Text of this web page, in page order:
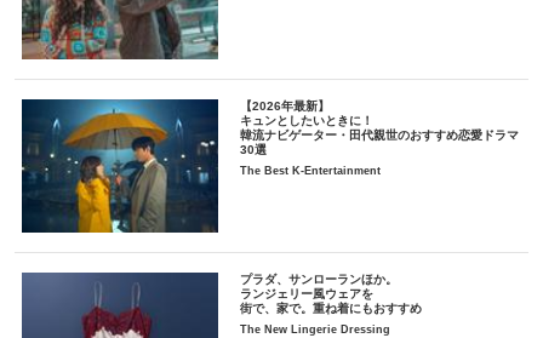
【2026年最新】
キュンとしたいときに！
韓流ナビゲーター・田代親世のおすすめ恋愛ドラマ
30選
The Best K-Entertainment
プラダ、サンローランほか。
ランジェリー風ウェアを
街で、家で。重ね着にもおすすめ
The New Lingerie Dressing